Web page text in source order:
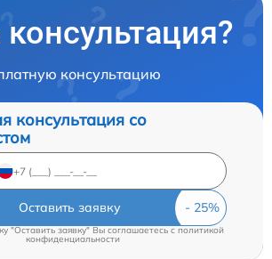
консультацию
консультация со
Оставить заявку
"Оставить заявку" Вы соглашаетесь cполитикой
конфиденциальности